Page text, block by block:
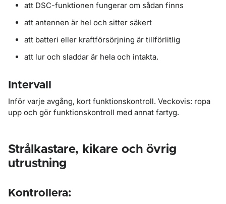
att DSC-funktionen fungerar om sådan finns
att antennen är hel och sitter säkert
att batteri eller kraftförsörjning är tillförlitlig
att lur och sladdar är hela och intakta.
Intervall
Inför varje avgång, kort funktionskontroll. Veckovis: ropa
upp och gör funktionskontroll med annat fartyg.
Strålkastare, kikare och övrig
utrustning
Kontrollera: